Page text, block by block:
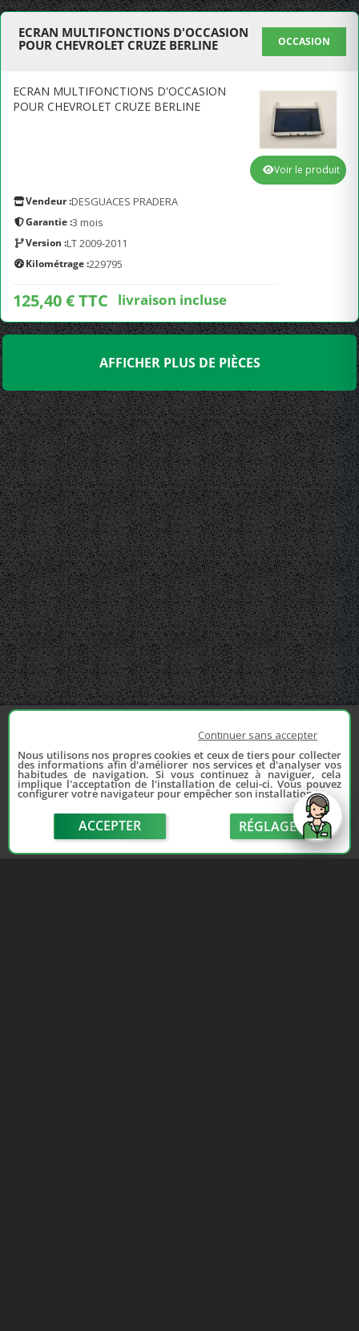
ECRAN MULTIFONCTIONS D'OCCASION
POUR CHEVROLET CRUZE BERLINE
OCCASION
ECRAN MULTIFONCTIONS D'OCCASION
POUR CHEVROLET CRUZE BERLINE
Vendeur :DESGUACES PRADERA
Garantie :3 mois
Version :LT 2009-2011
Kilométrage :229795
125,40 € TTC livraison incluse
Voir le produit
AFFICHER PLUS DE PIÈCES
Continuer sans accepter
Nous utilisons nos propres cookies et ceux de tiers pour collecter
des informations afin d'améliorer nos services et d'analyser vos
habitudes de navigation. Si vous continuez à naviguer, cela
implique l'acceptation de l'installation de celui-ci. Vous pouvez
configurer votre navigateur pour empêcher son installation.
ACCEPTER RÉGLAGE